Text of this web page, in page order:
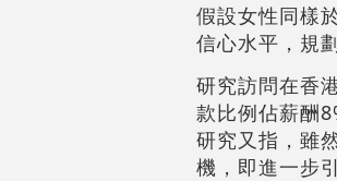
假設女性同樣
信心水平，規
研究訪問在香
款比例佔薪酬
研究又指，雖
機，即進一步